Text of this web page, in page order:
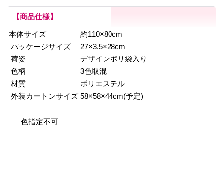
【商品仕様】
本体サイズ
約110×80cm
パッケージサイズ
27×3.5×28cm
荷姿
デザインポリ袋入り
色柄
3色取混
材質
ポリエステル
外装カートンサイズ 58×58×44cm(予定)
色指定不可